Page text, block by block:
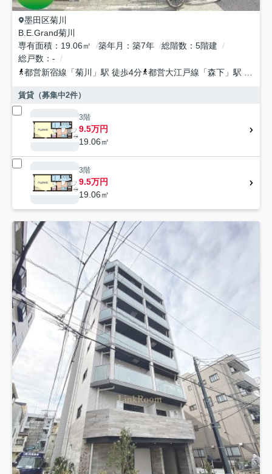
墨田区菊川
B.E.Grand菊川
専有面積
19.06㎡ 築年月 築7年 総階数
5階建
総戸数
-
都営新宿線 「菊川 」駅 徒歩4分 都営大江戸線 「森下 」駅 徒歩9分
賃貸（募集中2件）
3階
9.5万円
19.06㎡
3階
9.5万円
19.06㎡